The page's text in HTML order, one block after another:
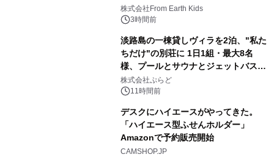
(日)開催
株式会社From Earth Kids
3時間前
淡路島の一棟貸しヴィラを2泊、"私た
ちだけ"の別荘に 1日1組・最大8名
様、プールとサウナとジェットバス付
きで Villa Mon Temps AWAJIの連泊
素泊りプラン
株式会社ぷらど
11時間前
デスクにハイエースがやってきた。
「ハイエース型ふせんホルダー」
Amazonで予約販売開始
CAMSHOP.JP